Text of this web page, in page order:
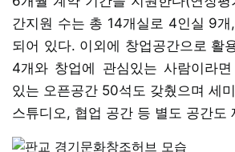
간지원 수는 총 14개실로 4인실 9
되어 있다. 이외에 창업공간으로 활
4개와 창업에 관심있는 사람이라
있는 오픈공간 50석도 갖췄으며 세
스튜디오, 협업 공간 등 별도 공간도